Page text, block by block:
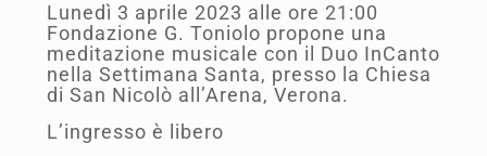
Lunedì 3 aprile 2023 alle ore 21:00
Fondazione G. Toniolo propone una
meditazione musicale con il Duo InCanto
nella Settimana Santa, presso la Chiesa
di San Nicolò all’Arena, Verona.
L’ingresso è libero